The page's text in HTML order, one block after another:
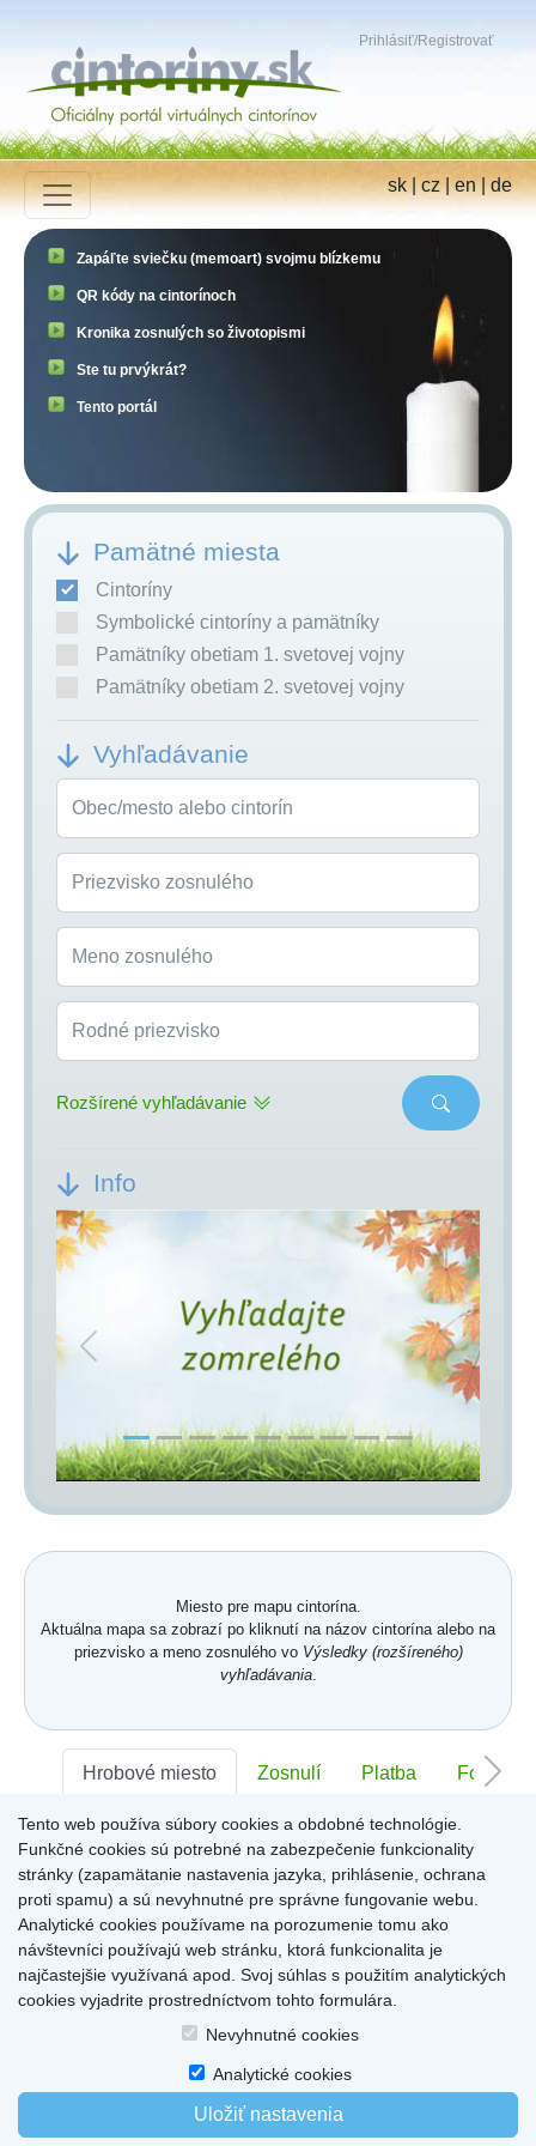
Prihlásiť/Registrovať
sk|cz|en|de
Zapáľte sviečku (memoart) svojmu blízkemu
QR kódy na cintorínoch
Kronika zosnulých so životopismi
Ste tu prvýkrát?
Tento portál
Pamätné miesta
Cintoríny
Symbolické cintoríny a pamätníky
Pamätníky obetiam 1. svetovej vojny
Pamätníky obetiam 2. svetovej vojny
Vyhľadávanie
Obec/mesto alebo cintorín
Priezvisko zosnulého
Meno zosnulého
Rodné priezvisko
Rozšírené vyhľadávanie
Info
Previous Next
Miesto pre mapu cintorína.
Aktuálna mapa sa zobrazí po kliknutí na názov cintorína alebo na
priezvisko a meno zosnulého vo Výsledky (rozšíreného)
vyhľadávania.
Hrobové miesto Zosnulí Platba Foto
Sektor:- Rad:- Číslo:-
Miesto pre informácie o hrobovom mieste
Produkty a služby |Citáty|O cintorínoch|
Tento web používa súbory cookies a obdobné technológie.
Funkčné cookies sú potrebné na zabezpečenie funkcionality
stránky (zapamätanie nastavenia jazyka, prihlásenie, ochrana
proti spamu) a sú nevyhnutné pre správne fungovanie webu.
Analytické cookies používame na porozumenie tomu ako
návštevníci používajú web stránku, ktorá funkcionalita je
najčastejšie využívaná apod. Svoj súhlas s použitím analytických
cookies vyjadrite prostredníctvom tohto formulára.
Nevyhnutné cookies
Analytické cookies
Uložiť nastavenia